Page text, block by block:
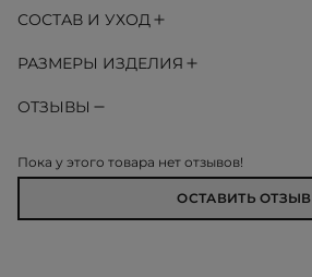
СОСТАВ И УХОД
РАЗМЕРЫ ИЗДЕЛИЯ
ОТЗЫВЫ
Пока у этого товара нет отзывов!
ОСТАВИТЬ ОТЗЫВ